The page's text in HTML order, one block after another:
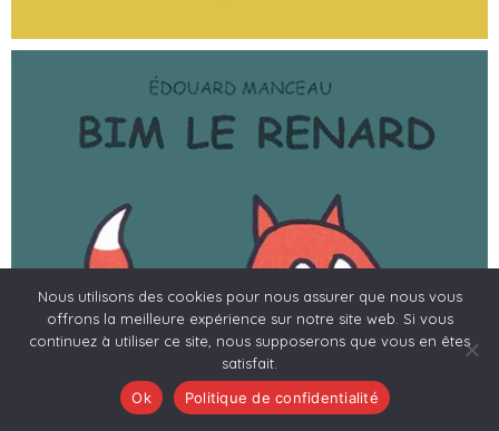
Nous utilisons des cookies pour nous assurer que nous vous
offrons la meilleure expérience sur notre site web. Si vous
continuez à utiliser ce site, nous supposerons que vous en êtes
satisfait.
Ok
Politique de confidentialité